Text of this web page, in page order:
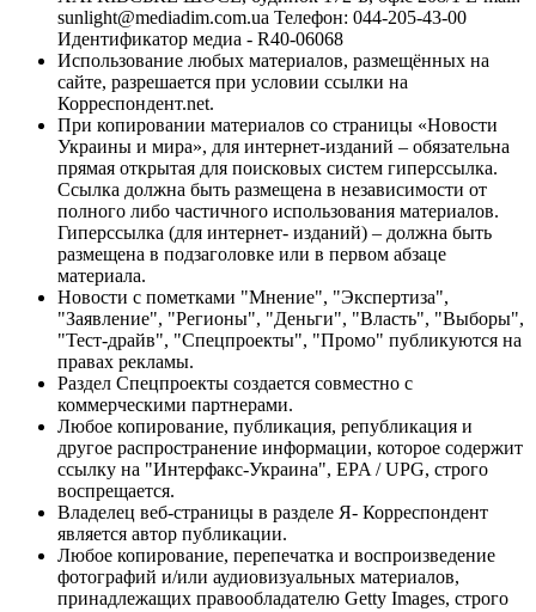
sunlight@mediadim.com.ua Телефон: 044-205-43-00
Идентификатор медиа - R40-06068
Использование любых материалов, размещённых на
сайте, разрешается при условии ссылки на
Корреспондент.net.
При копировании материалов со страницы «Новости
Украины и мира», для интернет-изданий – обязательна
прямая открытая для поисковых систем гиперссылка.
Ссылка должна быть размещена в независимости от
полного либо частичного использования материалов.
Гиперссылка (для интернет- изданий) – должна быть
размещена в подзаголовке или в первом абзаце
материала.
Новости с пометками "Мнение", "Экспертиза",
"Заявление", "Регионы", "Деньги", "Власть", "Выборы",
"Тест-драйв", "Спецпроекты", "Промо" публикуются на
правах рекламы.
Раздел Спецпроекты создается совместно с
коммерческими партнерами.
Любое копирование, публикация, републикация и
другое распространение информации, которое содержит
ссылку на "Интерфакс-Украина", EPA / UPG, строго
воспрещается.
Владелец веб-страницы в разделе Я- Корреспондент
является автор публикации.
Любое копирование, перепечатка и воспроизведение
фотографий и/или аудиовизуальных материалов,
принадлежащих правообладателю Getty Images, строго